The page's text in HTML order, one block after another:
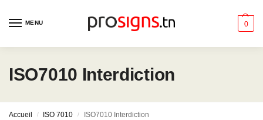
MENU 0
ISO7010 Interdiction
Accueil / ISO 7010 / ISO7010 Interdiction